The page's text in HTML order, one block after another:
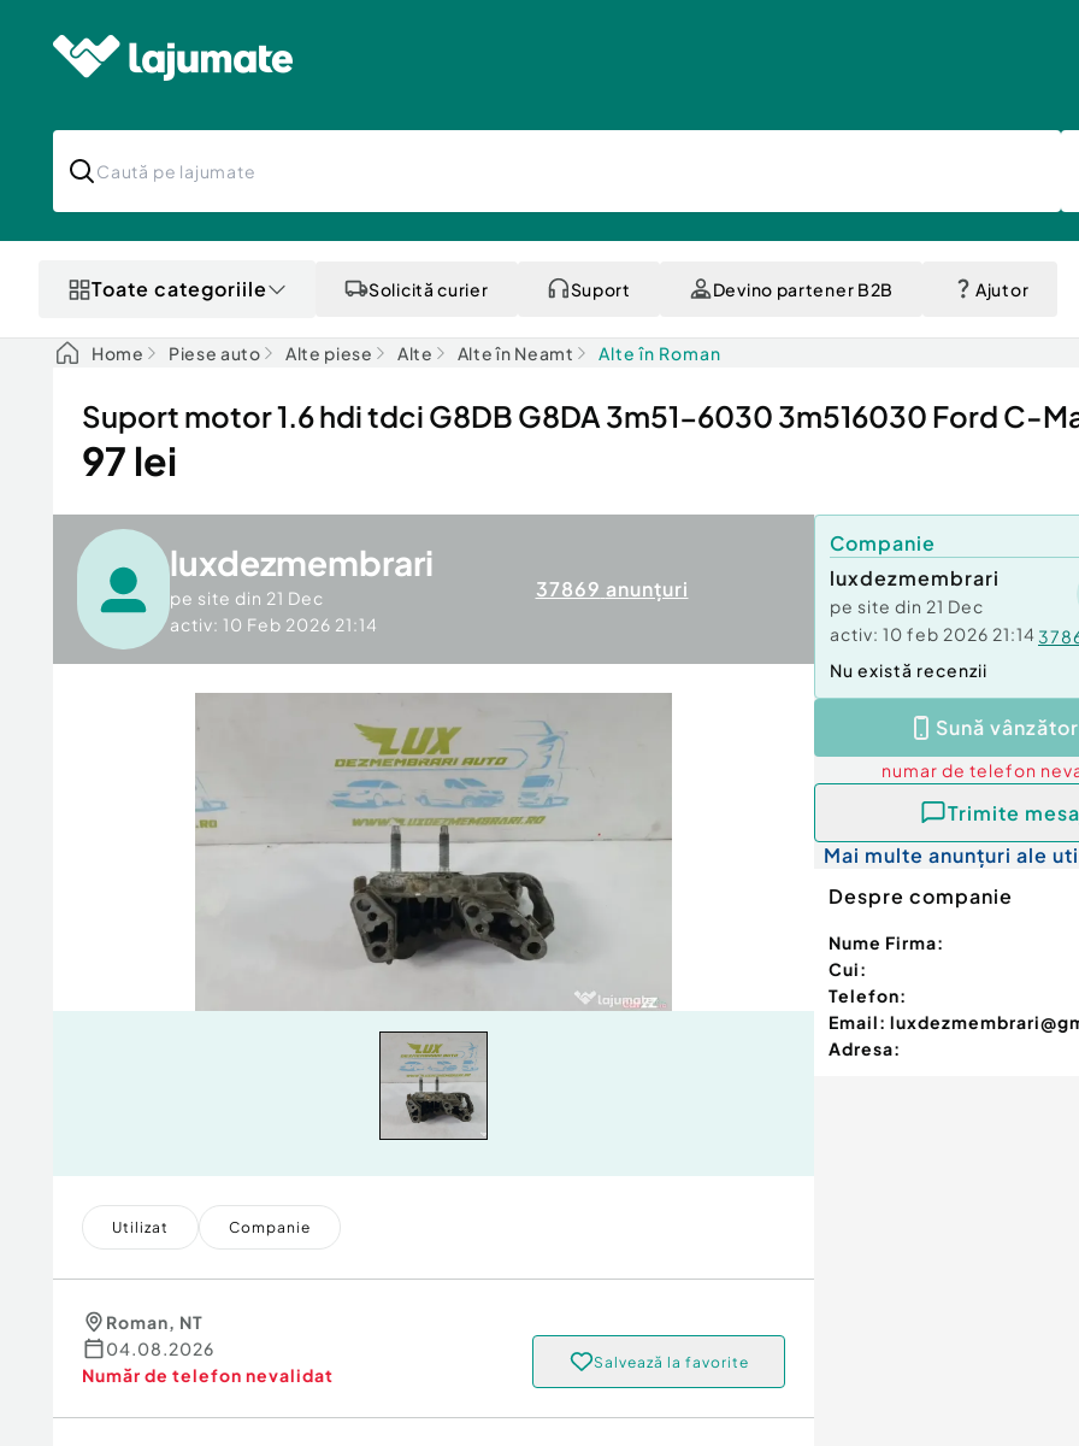
Toate categoriile Solicită curier Suport Devino partener B2B Ajutor
Home Piese auto Alte piese Alte Alte în Neamt Alte în Roman
Suport motor 1.6 hdi tdci G8DB G8DA 3m51-6030 3m516030 Ford C-
97 lei
luxdezmembrari
pe site din 21 Dec
activ: 10 Feb 2026 21:14
37869 anunțuri
Utilizat Companie
Roman, NT
04.08.2026
Număr de telefon nevalidat
Salvează la favorite
Companie
luxdezmembrari
pe site din 21 Dec
activ: 10 feb 2026 21:14
Nu există recenzii
Sună
numar de telefon
Trimite
Mai multe anunțuri ale
Despre companie
Nume Firma:
Cui:
Telefon:
Email:
Adresa: